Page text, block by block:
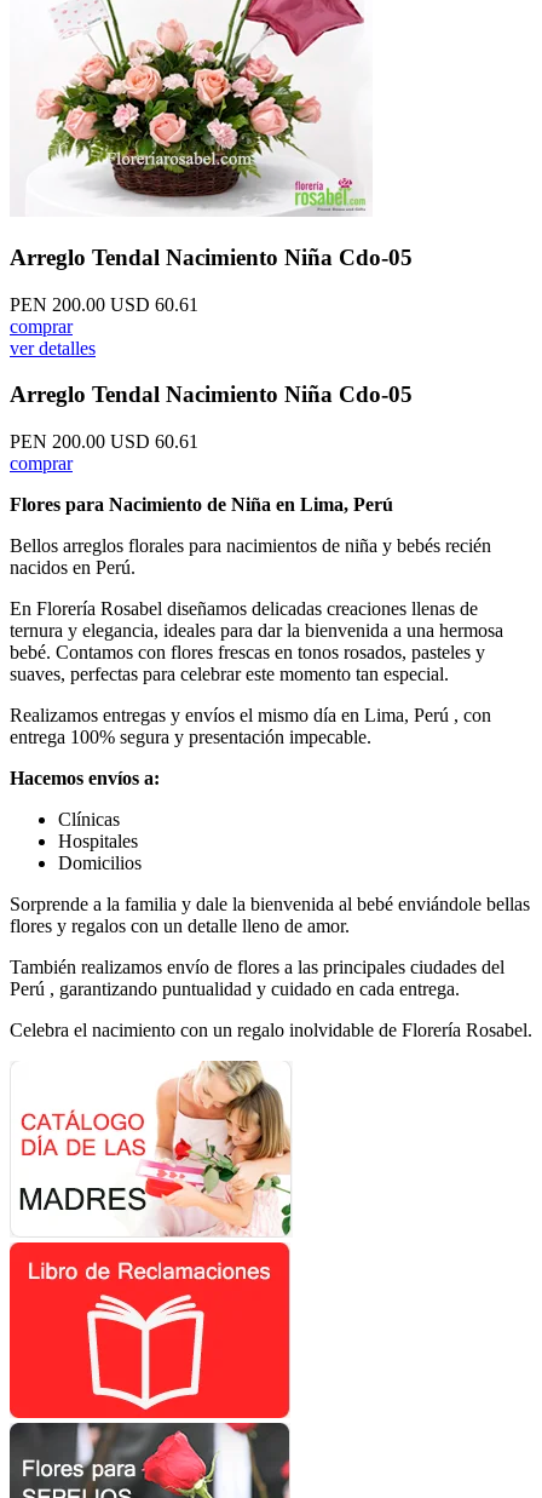
Arreglo Tendal Nacimiento Niña Cdo-05
PEN 200.00 USD 60.61
comprar
ver detalles
Arreglo Tendal Nacimiento Niña Cdo-05
PEN 200.00 USD 60.61
comprar
Flores para Nacimiento de Niña en Lima, Perú
Bellos arreglos florales para nacimientos de niña y bebés recién
nacidos en Perú.
En Florería Rosabel diseñamos delicadas creaciones llenas de
ternura y elegancia, ideales para dar la bienvenida a una hermosa
bebé. Contamos con flores frescas en tonos rosados, pasteles y
suaves, perfectas para celebrar este momento tan especial.
Realizamos entregas y envíos el mismo día en Lima, Perú , con
entrega 100% segura y presentación impecable.
Hacemos envíos a:
Clínicas
Hospitales
Domicilios
Sorprende a la familia y dale la bienvenida al bebé enviándole bellas
flores y regalos con un detalle lleno de amor.
También realizamos envío de flores a las principales ciudades del
Perú , garantizando puntualidad y cuidado en cada entrega.
Celebra el nacimiento con un regalo inolvidable de Florería Rosabel.